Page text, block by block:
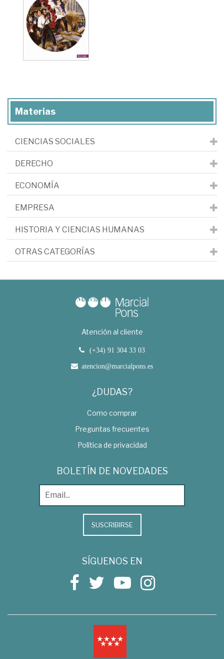
Materias
CIENCIAS SOCIALES
DERECHO
ECONOMÍA
EMPRESA
HISTORIA Y CIENCIAS HUMANAS
OTRAS CATEGORÍAS
Atención al cliente
(+34) 91 304 33 03
atencion@marcialpons.es
¿DUDAS?
Como comprar
Preguntas frecuentes
Política de privacidad
BOLETÍN DE NOVEDADES
SUSCRIBIRSE
SÍGUENOS EN